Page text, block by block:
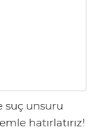
suç unsuru
hatırlatırız!